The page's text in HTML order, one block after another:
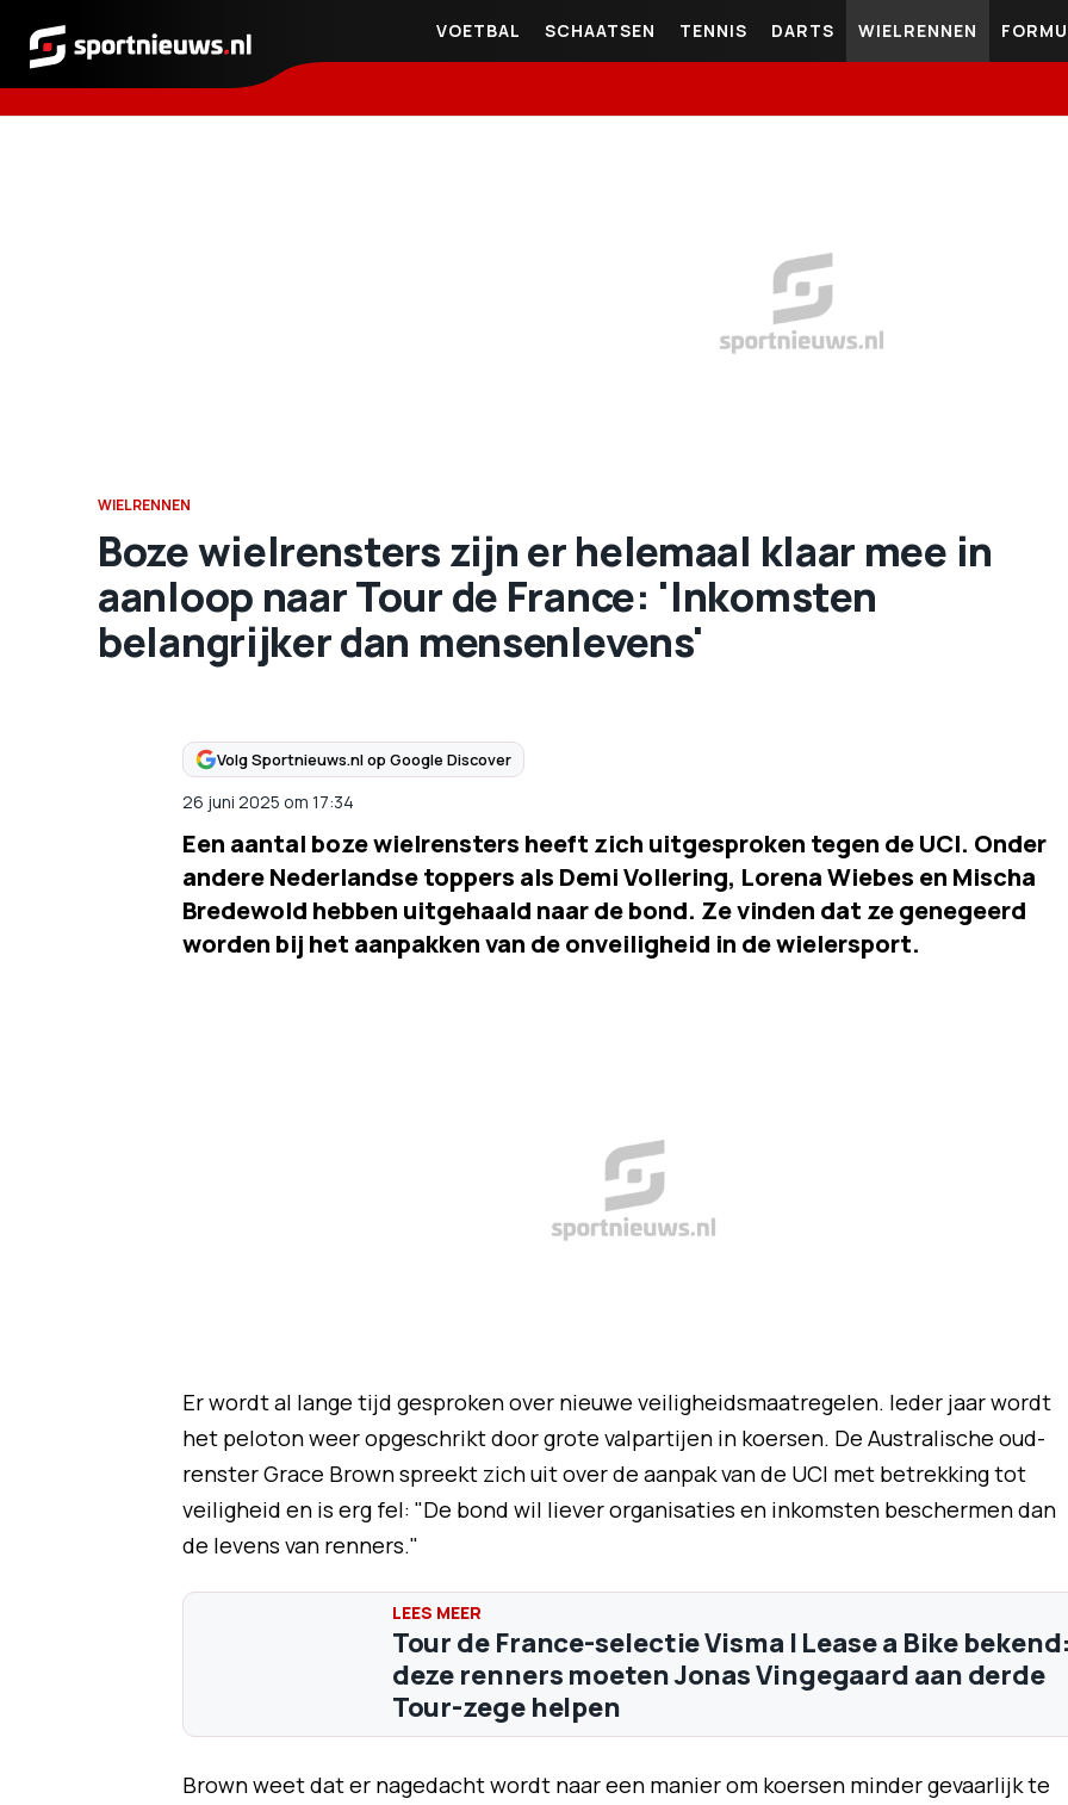
Sportnieuws.nl
VOETBAL SCHAATSEN TENNIS DARTS WIELRENNEN
WIELRENNEN
Boze wielrensters zijn er helemaal klaar mee in
aanloop naar Tour de France: 'Inkomsten
belangrijker dan mensenlevens'
Volg Sportnieuws.nl op Google Discover
26 juni 2025 om 17:34
Een aantal boze wielrensters heeft zich uitgesproken tegen de UCI. Onder
andere Nederlandse toppers als Demi Vollering, Lorena Wiebes en Mischa
Bredewold hebben uitgehaald naar de bond. Ze vinden dat ze genegeerd
worden bij het aanpakken van de onveiligheid in de wielersport.
Er wordt al lange tijd gesproken over nieuwe veiligheidsmaatregelen. Ieder jaar wordt
het peloton weer opgeschrikt door grote valpartijen in koersen. De Australische oud-
renster Grace Brown spreekt zich uit over de aanpak van de UCI met betrekking tot
veiligheid en is erg fel: "De bond wil liever organisaties en inkomsten beschermen dan
de levens van renners."
Tour de France-selectie Visma | Lease a Bike
deze renners moeten Jonas Vingegaard aan derde
Tour-zege helpen
Brown weet dat er nagedacht wordt naar een manier om koersen minder gevaarlijk te